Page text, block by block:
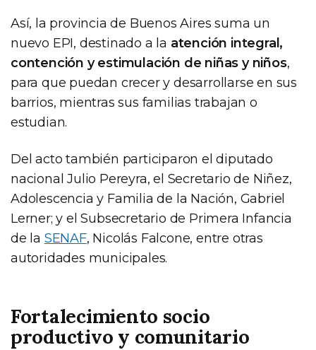
Así, la provincia de Buenos Aires suma un
nuevo EPI, destinado a la atención integral,
contención y estimulación de niñas y niños,
para que puedan crecer y desarrollarse en sus
barrios, mientras sus familias trabajan o
estudian.
Del acto también participaron el diputado
nacional Julio Pereyra, el Secretario de Niñez,
Adolescencia y Familia de la Nación, Gabriel
Lerner; y el Subsecretario de Primera Infancia
de la SENAF, Nicolás Falcone, entre otras
autoridades municipales.
Fortalecimiento socio
productivo y comunitario